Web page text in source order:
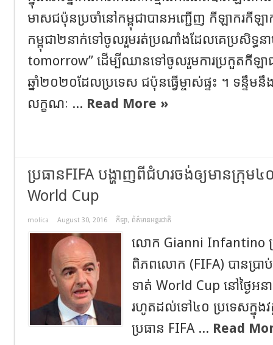
មាសជប៉ុនប្រចាំនៅកម្ពុជាបានអញ្ជើញ កីឡាករកីឡា
កម្ពុជា២នាក់ទៅចូលរួមរត់ប្រណាំងដែលគេប្រសិទ្ធន
tomorrow” ដើម្បីឈានទៅចូលរួមការប្រកួតកីឡា
ឆ្នាំ២០២០ដែលប្រទេស ជប៉ុនធ្វើម្ចាស់ផ្ទះ ។ ទន្ទឹម
លក្ខណៈ ... Read More »
ប្រធានFIFA បង្ហាញពីជំហរចង់ឲ្យមានក្រុម
World Cup
molica August 30, 2016 កីឡា, ព័ត៌មានអន្តរជាតិ
លោក Gianni Infantino
ពិភពលោក (FIFA) បានប្រា
ទាត់ World Cup នៅថ្ងៃអ
រហូតដល់ទៅ៤០ ប្រទេសក្នុង
ប្រធាន FIFA ... Read